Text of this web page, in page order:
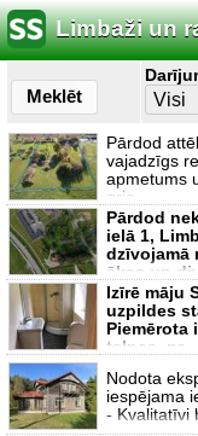
Limbaži un
Meklēt
Pārdod
vajadzīgs
apmetums
grie
Pārdod
ielā 1,
dzīvojamā
ēkas un
Izīrē māju
uzpildes
Piemērota
telpas, pr
Nodota
iespējama
- Kvalitatīvi